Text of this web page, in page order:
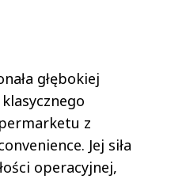
głębokiej
z
Jej siła
operacyjnej,